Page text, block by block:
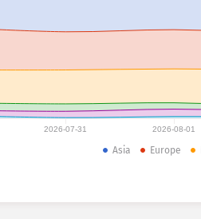
2026-07-31 2026-08-01
Asia Europe